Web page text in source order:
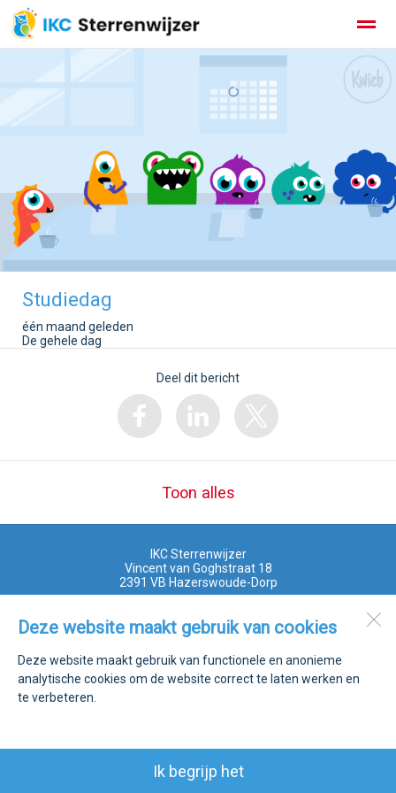
Deze website maakt gebruik van cookies
Deze website maakt gebruik van functionele en anonieme
analytische cookies om de website correct te laten werken en
te verbeteren.
Ik begrijp het
Studiedag
één maand geleden
De gehele dag
Deel dit bericht
Toon alles
IKC Sterrenwijzer
Vincent van Goghstraat 18
2391 VB Hazerswoude-Dorp
Open desktopversie
Ziber DS4